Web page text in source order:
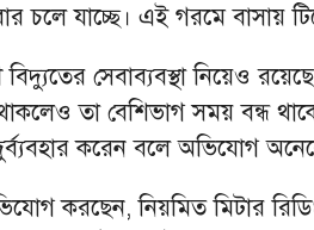
চলে যাচ্ছে। এই গরমে বাসায়
বিদ্যুতের সেবাব্যবস্থা নিয়েও
তা বেশিভাগ সময় বন্ধ
করেন বলে অভিযোগ
করছেন, নিয়মিত মিটার